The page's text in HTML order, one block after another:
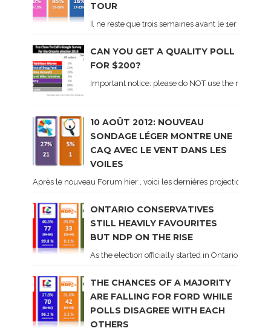
TOUR
Il ne reste que trois semaines avant le 1er tour de
CAN YOU GET A QUALITY POLL
FOR $200?
Important notice: please do NOT use the
10 AOÛT 2012: NOUVEAU
SONDAGE LÉGER MONTRE UNE
CAQ AVEC LE VENT DANS LES
VOILES
Après le nouveau Forum hier , voici les dernières projections
ONTARIO CONSERVATIVES
STILL HEAVILY FAVOURITES
BUT NDP ON THE RISE
As the election officially started in Ontario, some
THE CHANCES OF A MAJORITY
ARE FALLING FOR FORD WHILE
POLLS DISAGREE WITH EACH
OTHERS